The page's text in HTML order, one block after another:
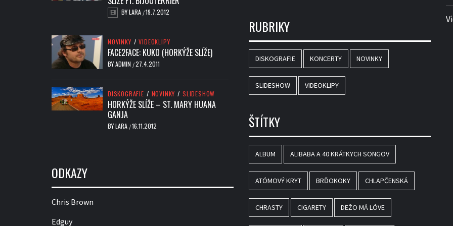
BYLARA /19.7.2012
NOVINKY / VIDEOKLIPY
FACE2FACE: KUKO (HORKÝŽE SLÍŽE)
BYADMIN /27.4.2011
DISKOGRAFIE / NOVINKY / SLIDESHOW
HORKÝŽE SLÍŽE – ST. MARY HUANA
GANJA
BYLARA /16.11.2012
ODKAZY
Chris Brown
Edguy
RUBRIKY
DISKOGRAFIE KONCERTY NOVINKY
SLIDESHOW VIDEOKLIPY
ŠTÍTKY
ALBUM ALIBABA A 40 KRÁTKYCH SONGOV
ATÓMOVÝ KRYT BRĎOKOKY CHLAPČENSKÁ
CHRASTY CIGARETY DEŽO MÁ LÓVE